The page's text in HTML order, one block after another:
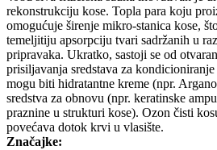
je:
1,130,00 €.
1,017,00 €.
rekonstrukciju kose. Topla para koju
omogućuje širenje mikro-stanica kose,
temeljitiju apsorpciju tvari sadržanih u
pripravaka. Ukratko, sastoji se od
prisiljavanja sredstava za
mogu biti hidratantne kreme (npr.
sredstva za obnovu (npr. keratinske
praznine u strukturi kose). Ozon čisti
povećava dotok krvi u vlasište.
Značajke: